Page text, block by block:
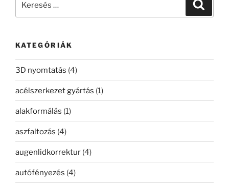
KATEGÓRIÁK
3D nyomtatás (4)
acélszerkezet gyártás (1)
alakformálás (1)
aszfaltozás (4)
augenlidkorrektur (4)
autófényezés (4)